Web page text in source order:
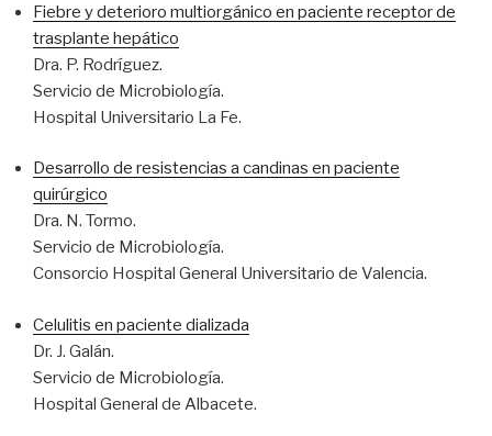
Fiebre y deterioro multiorgánico en paciente receptor de
trasplante hepático
Dra. P. Rodríguez.
Servicio de Microbiología.
Hospital Universitario La Fe.
Desarrollo de resistencias a candinas en paciente
quirúrgico
Dra. N. Tormo.
Servicio de Microbiología.
Consorcio Hospital General Universitario de Valencia.
Celulitis en paciente dializada
Dr. J. Galán.
Servicio de Microbiología.
Hospital General de Albacete.